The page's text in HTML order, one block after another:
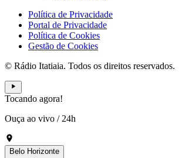
Política de Privacidade
Portal de Privacidade
Política de Cookies
Gestão de Cookies
© Rádio Itatiaia. Todos os direitos reservados.
Tocando agora!
Ouça ao vivo / 24h
Belo Horizonte